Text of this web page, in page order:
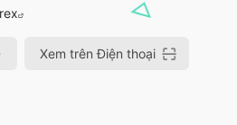
Xem trên Điện thoại